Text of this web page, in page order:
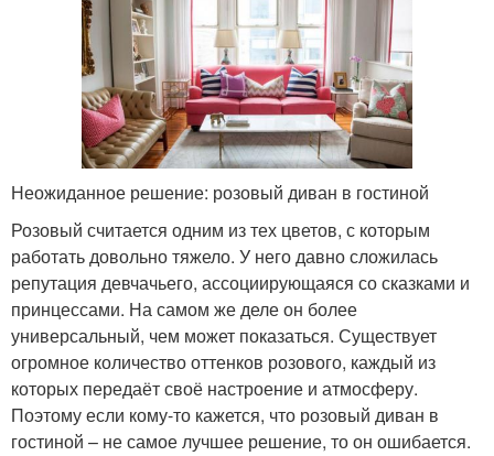
Неожиданное решение: розовый диван в гостиной
Розовый считается одним из тех цветов, с которым
работать довольно тяжело. У него давно сложилась
репутация девчачьего, ассоциирующаяся со сказками и
принцессами. На самом же деле он более
универсальный, чем может показаться. Существует
огромное количество оттенков розового, каждый из
которых передаёт своё настроение и атмосферу.
Поэтому если кому-то кажется, что розовый диван в
гостиной – не самое лучшее решение, то он ошибается.